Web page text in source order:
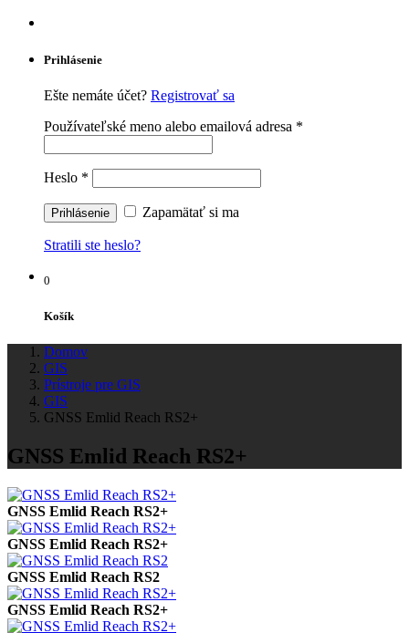
Prihlásenie
Ešte nemáte účet? Registrovať sa
Používateľské meno alebo emailová adresa *
Heslo *
Zapamätať si ma
Stratili ste heslo?
0
Košík
Domov
GIS
Prístroje pre GIS
GIS
GNSS Emlid Reach RS2+
GNSS Emlid Reach RS2+
GNSS Emlid Reach RS2+
GNSS Emlid Reach RS2+
GNSS Emlid Reach RS2
GNSS Emlid Reach RS2+